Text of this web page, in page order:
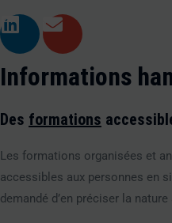
L
n
k
d
n
E
e
o
e
Informations
Des formations
Les formations organisées et
accessibles aux personnes en
demandé d’en préciser la